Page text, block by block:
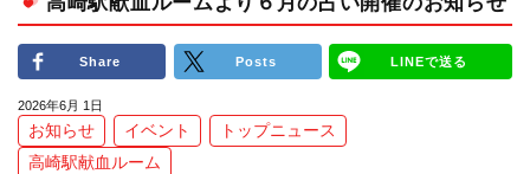
Share Posts LINEで送る
2026年6月 1日
お知らせ イベント
トップニュース
高崎駅献血ルーム